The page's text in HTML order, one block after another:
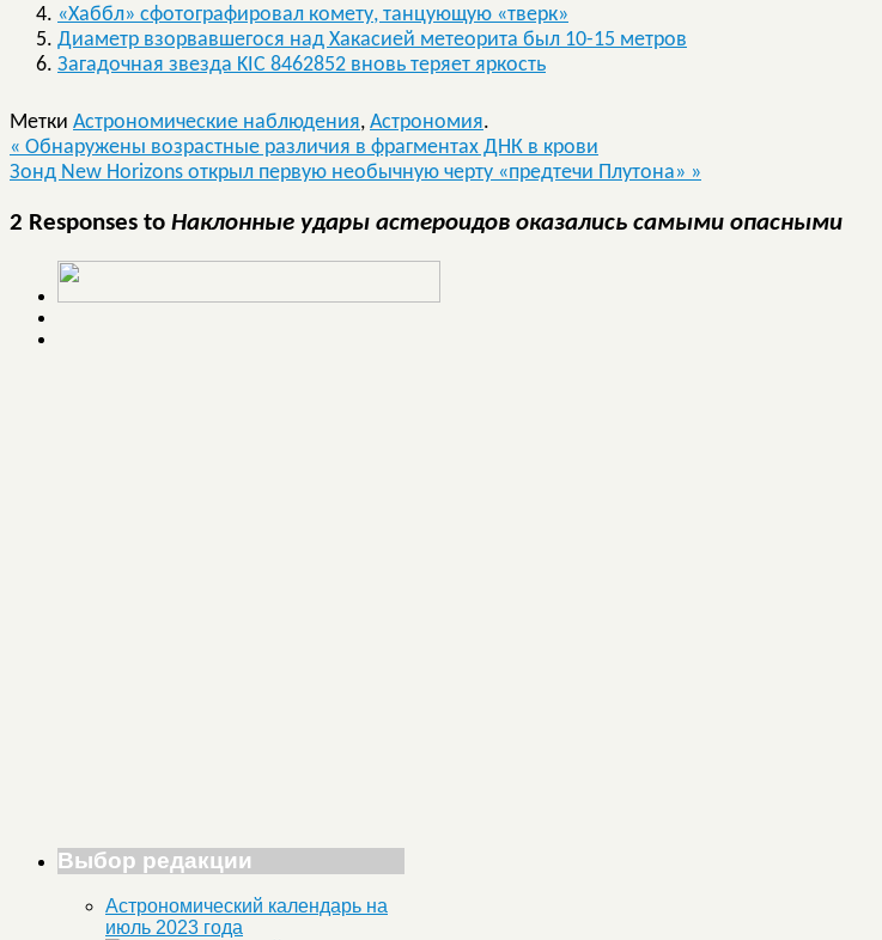
«Хаббл» сфотографировал комету, танцующую «тверк»
Диаметр взорвавшегося над Хакасией метеорита был 10-15 метров
Загадочная звезда KIC 8462852 вновь теряет яркость
Метки Астрономические наблюдения, Астрономия.
« Обнаружены возрастные различия в фрагментах ДНК в крови
Зонд New Horizons открыл первую необычную черту «предтечи Плутона» »
2 Responses to Наклонные удары астероидов оказались самыми опасными
Выбор редакции
Астрономический календарь на
июль 2023 года